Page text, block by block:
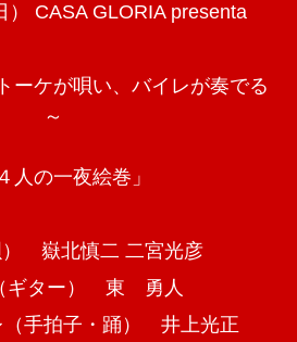
） CASA GLORIA presenta
ーケが唄い、バイレが奏でる
～
人の一夜絵巻」
嶽北慎二 二宮光彦
ギター） 東 勇人
（手拍子・踊） 井上光正